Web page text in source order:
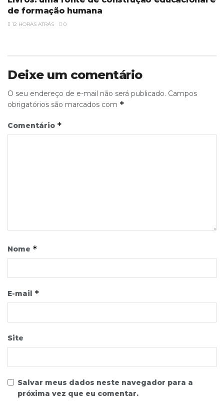
de formação humana
12 HORAS ATRÁS 0
Deixe um comentário
O seu endereço de e-mail não será publicado. Campos
obrigatórios são marcados com *
Comentário *
Nome *
E-mail *
Site
Salvar meus dados neste navegador para a
próxima vez que eu comentar.